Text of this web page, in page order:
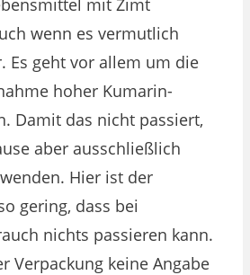
wenn es vermutlich
Es geht vor allem um die
hoher Kumarin-
Damit das nicht passiert,
aber ausschließlich
Hier ist der
gering, dass bei
nichts passieren kann.
Verpackung keine Angabe